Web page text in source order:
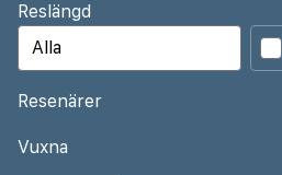
Reslängd
Resenärer
Vuxna